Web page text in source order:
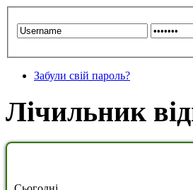
Забули свій пароль?
Лічильник